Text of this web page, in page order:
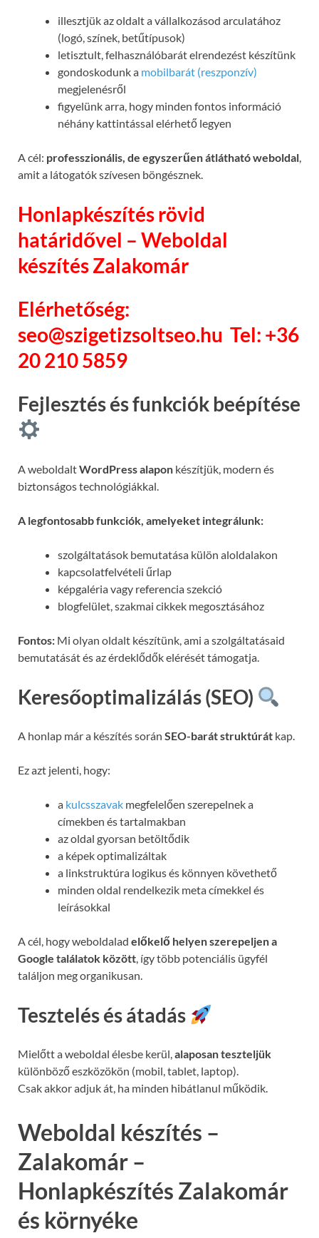
illesztjük az oldalt a vállalkozásod arculatához
(logó, színek, betűtípusok)
letisztult, felhasználóbarát elrendezést készítünk
gondoskodunk a mobilbarát (reszponzív)
megjelenésről
figyelünk arra, hogy minden fontos információ
néhány kattintással elérhető legyen
A cél: professzionális, de egyszerűen átlátható weboldal,
amit a látogatók szívesen böngésznek.
Honlapkészítés rövid
határidővel – Weboldal
készítés Zalakomár
Elérhetőség:
seo@szigetizsoltseo.hu Tel: +36
20 210 5859
Fejlesztés és funkciók beépítése
A weboldaltWordPress alapon készítjük, modern és
biztonságos technológiákkal.
A legfontosabb funkciók, amelyeket integrálunk:
szolgáltatások bemutatása külön aloldalakon
kapcsolatfelvételi űrlap
képgaléria vagy referencia szekció
blogfelület, szakmai cikkek megosztásához
Fontos: Mi olyan oldalt készítünk, ami a szolgáltatásaid
bemutatását és az érdeklődők elérését támogatja.
Keresőoptimalizálás (SEO)
A honlap már a készítés során SEO-barát struktúrát kap.
Ez azt jelenti, hogy:
a kulcsszavak megfelelően szerepelnek a
címekben és tartalmakban
az oldal gyorsan betöltődik
a képek optimalizáltak
a linkstruktúra logikus és könnyen követhető
minden oldal rendelkezik meta címekkel és
leírásokkal
A cél, hogy weboldalad előkelő helyen szerepeljen a
Google találatok között, így több potenciális ügyfél
találjon meg organikusan.
Tesztelés és átadás
Mielőtt a weboldal élesbe kerül,alaposan teszteljük
különböző eszközökön (mobil, tablet, laptop).
Csak akkor adjuk át, ha minden hibátlanul működik.
Weboldal készítés –
Zalakomár –
Honlapkészítés Zalakomár
és környéke